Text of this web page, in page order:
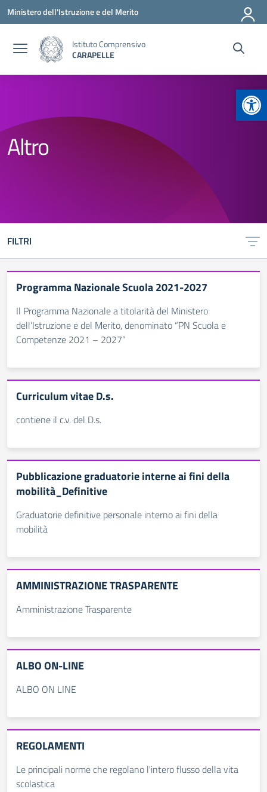
Vai ai contenuti
Vai al menu di navigazione
Vai al footer
Ministero dell'Istruzione e del Merito
Istituto Comprensivo
CARAPELLE
Altro
FILTRI
Programma Nazionale Scuola 2021-2027
Il Programma Nazionale a titolarità del Ministero
dell’Istruzione e del Merito, denominato “PN Scuola e
Competenze 2021 – 2027”
Curriculum vitae D.s.
contiene il c.v. del D.s.
Pubblicazione graduatorie interne ai fini della
mobilità_Definitive
Graduatorie definitive personale interno ai fini della
mobilità
AMMINISTRAZIONE TRASPARENTE
Amministrazione Trasparente
ALBO ON-LINE
ALBO ON LINE
REGOLAMENTI
Le principali norme che regolano l'intero flusso della vita
scolastica